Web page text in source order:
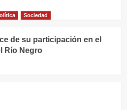
Sociedad
de su participación en el
Río Negro